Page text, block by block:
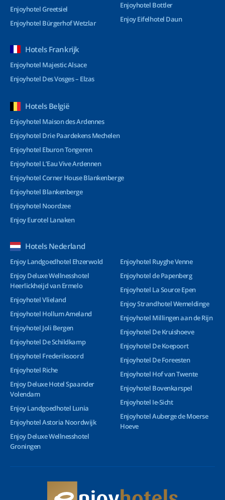
Enjoyhotel Greetsiel
Enjoyhotel Bürgerhof Wetzlar
Enjoyhotel Bottler
Enjoy Eifelhotel Daun
Hotels Frankrijk
Enjoyhotel Majestic Alsace
Enjoyhotel Des Vosges – Elzas
Hotels België
Enjoyhotel Maison des Ardennes
Enjoyhotel Drie Paardekens Mechelen
Enjoyhotel Eburon Tongeren
Enjoyhotel L’Eau Vive Ardennen
Enjoyhotel Corner House Blankenberge
Enjoyhotel Blankenberge
Enjoyhotel Noordzee
Enjoy Eurotel Lanaken
Hotels Nederland
Enjoy Landgoedhotel Ehzerwold
Enjoy Deluxe Wellnesshotel
Heerlickheijd van Ermelo
Enjoyhotel Vlieland
Enjoyhotel Hollum Ameland
Enjoyhotel Joli Bergen
Enjoyhotel De Schildkamp
Enjoyhotel Frederiksoord
Enjoyhotel Riche
Enjoy Deluxe Hotel Spaander
Volendam
Enjoy Landgoedhotel Lunia
Enjoyhotel Astoria Noordwijk
Enjoy Deluxe Wellnesshotel
Groningen
Enjoyhotel Ruyghe Venne
Enjoyhotel de Papenberg
Enjoyhotel La Source Epen
Enjoy Strandhotel Wemeldinge
Enjoyhotel Millingen aan de Rijn
Enjoyhotel De Kruishoeve
Enjoyhotel De Koepoort
Enjoyhotel De Foreesten
Enjoyhotel Hof van Twente
Enjoyhotel Bovenkarspel
Enjoyhotel Ie-Sicht
Enjoyhotel Auberge de Moerse
Hoeve